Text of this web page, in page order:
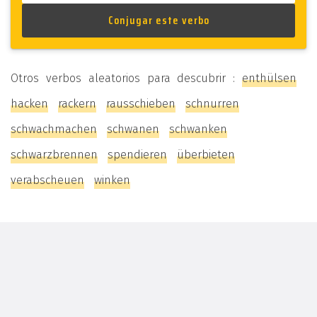
Otros verbos aleatorios para descubrir : enthülsen
hacken
rackern rausschieben
schnurren
schwachmachen
schwanen
schwanken
schwarzbrennen
spendieren
überbieten
verabscheuen
winken